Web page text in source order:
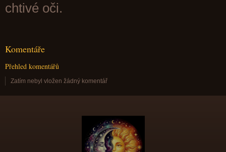
chtivé oči.
Komentáře
Přehled komentářů
Zatím nebyl vložen žádný komentář